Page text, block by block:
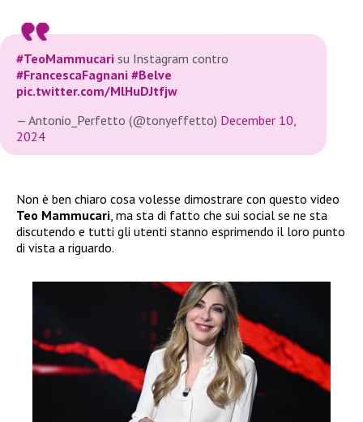
#TeoMammucari su Instagram contro
#FrancescaFagnani #Belve
pic.twitter.com/MlHuDJtfjw
— Antonio_Perfetto (@tonyeffetto) December 10,
2024
Non è ben chiaro cosa volesse dimostrare con questo video
Teo Mammucari, ma sta di fatto che sui social se ne sta
discutendo e tutti gli utenti stanno esprimendo il loro punto
di vista a riguardo.